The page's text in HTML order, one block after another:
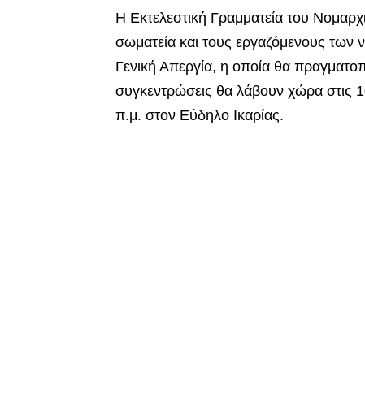
Η Εκτελεστική Γραμματεία του
σωματεία και τους εργαζόμενους
Γενική Απεργία, η οποία θα
συγκεντρώσεις θα λάβουν χώρα στις
π.μ. στον Εύδηλο Ικαρίας.